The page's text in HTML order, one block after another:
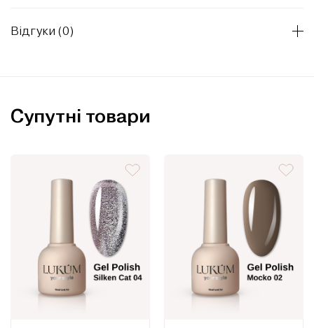
Відгуки (0)
Супутні товари